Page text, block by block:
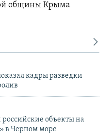
общины Крыма
кадры разведки
объекты на
в Черном море